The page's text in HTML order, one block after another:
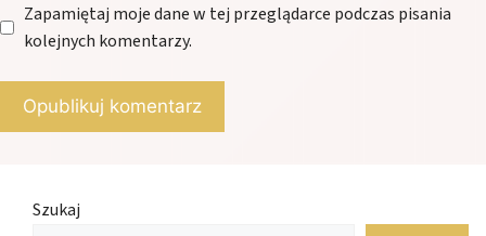
Zapamiętaj moje dane w tej przeglądarce podczas pisania
kolejnych komentarzy.
Szukaj